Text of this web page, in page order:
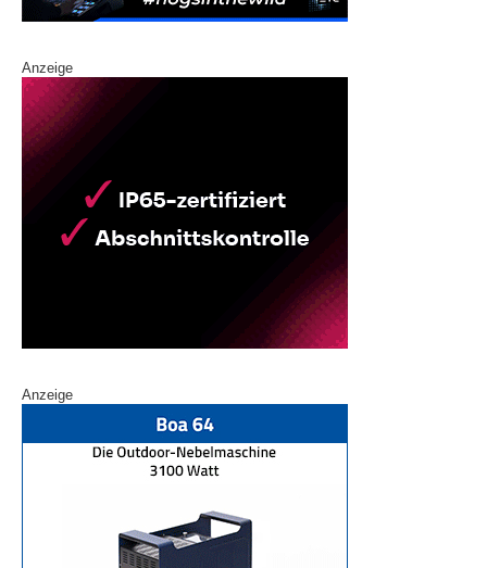
Anzeige
Anzeige